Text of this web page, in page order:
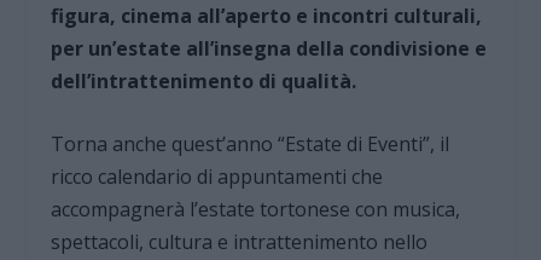
figura, cinema all’aperto e incontri culturali,
per un’estate all’insegna della condivisione e
dell’intrattenimento di qualità.
Torna anche quest’anno “Estate di Eventi”, il
ricco calendario di appuntamenti che
accompagnerà l’estate tortonese con musica,
spettacoli, cultura e intrattenimento nello